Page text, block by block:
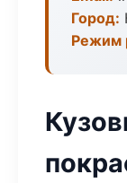
Город:
Режим